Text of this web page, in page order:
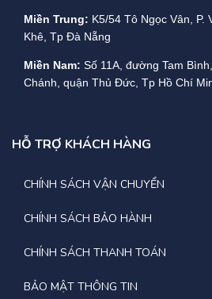
Miền Trung: K5/54 Tô Ngọc Vân, P.
Khê, Tp Đà Nẵng
Miền Nam: Số 11A, đường Tam
Chánh, quận Thủ Đức, Tp Hồ Chí
HỖ TRỢ KHÁCH HÀNG
CHÍNH SÁCH VẬN CHUYỂN
CHÍNH SÁCH BẢO HÀNH
CHÍNH SÁCH THANH TOÁN
BẢO MẬT THÔNG TIN